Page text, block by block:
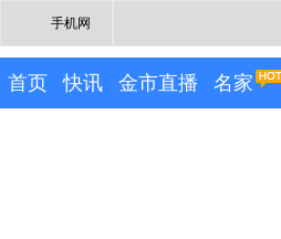
手机网
首页 快讯 金市直播 名家